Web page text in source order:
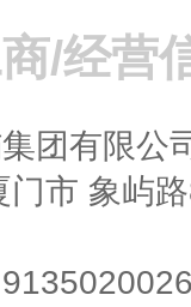
/经营
团有限公